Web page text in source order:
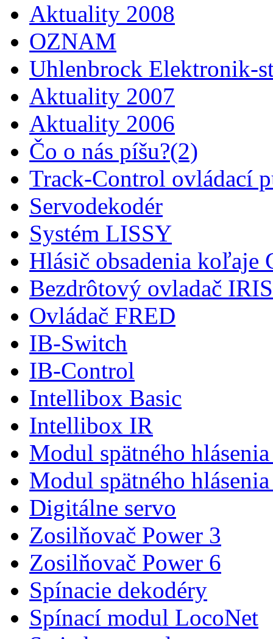
Aktuality 2008
OZNAM
Uhlenbrock Elektronik-
Aktuality 2007
Aktuality 2006
Čo o nás píšu?(2)
Track-Control ovládací
Servodekodér
Systém LISSY
Hlásič obsadenia koľaje
Bezdrôtový ovladač IRIS
Ovládač FRED
IB-Switch
IB-Control
Intellibox Basic
Intellibox IR
Modul spätného
Modul spätného
Digitálne servo
Zosilňovač Power 3
Zosilňovač Power 6
Spínacie dekodéry
Spínací modul LocoNet